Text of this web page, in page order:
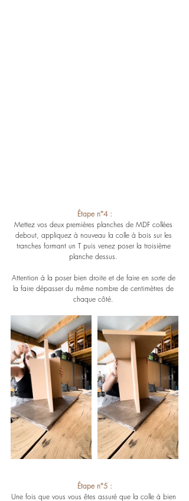
Étape n°4 :
Mettez vos deux premières planches de MDF collées
debout, appliquez à nouveau la colle à bois sur les
tranches formant un T puis venez poser la troisième
planche dessus.
Attention à la poser bien droite et de faire en sorte de
la faire dépasser du même nombre de centimètres de
chaque côté.
Étape n°5 :
Une fois que vous vous êtes assuré que la colle à bien